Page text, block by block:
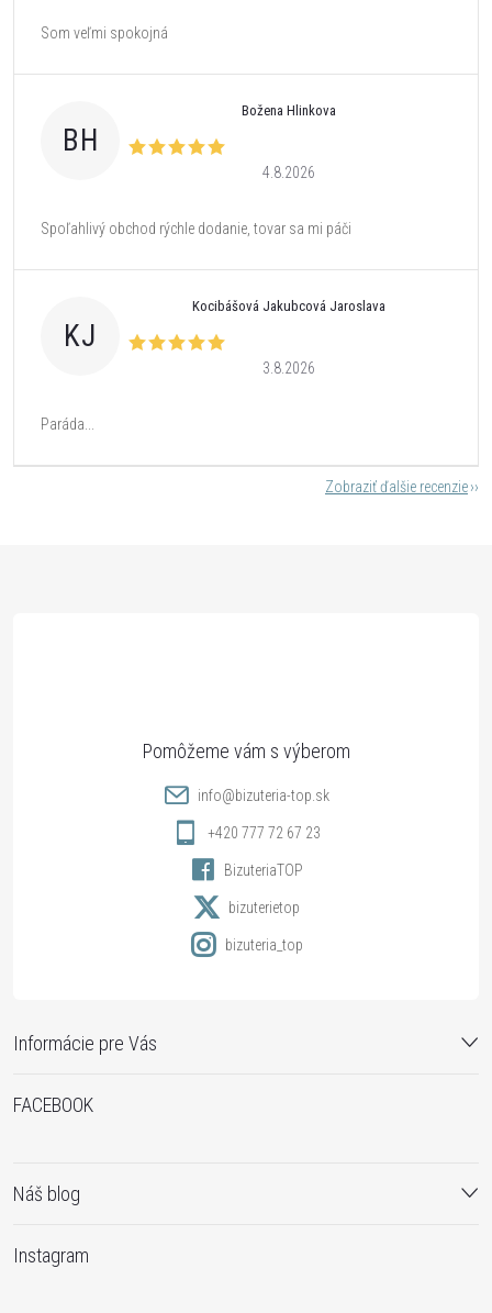
Som veľmi spokojná
BH
Božena Hlinkova
4.8.2026
Spoľahlivý obchod rýchle dodanie, tovar sa mi páči
KJ
Kocibášová Jakubcová Jaroslava
3.8.2026
Paráda...
Zobraziť ďalšie recenzie
Informácie pre Vás
info@bizuteria-top.sk
+420 777 72 67 23
BizuteriaTOP
bizuterietop
bizuteria_top
FACEBOOK
Náš blog
Instagram